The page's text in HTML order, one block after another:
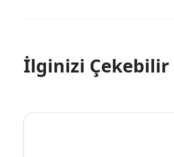
İlginizi Çekebilir